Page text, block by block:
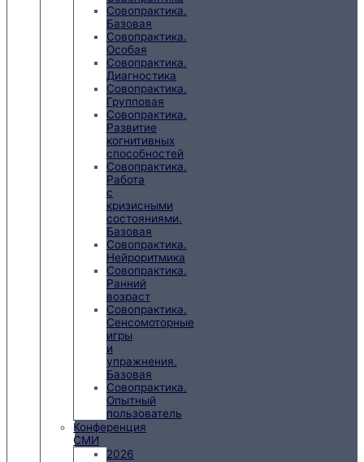
Совопрактика.
Базовая
Совопрактика.
Особая
Совопрактика.
Диагностика
Совопрактика.
Групповая
Совопрактика.
Развитие
когнитивных
способностей
Совопрактика.
Работа
с
кризисными
состояниями.
Базовая
Совопрактика.
Нейроритмика
Совопрактика.
Ранний
возраст
Совопрактика.
Сенсомоторные
игры
и
упражнения.
Базовая
Совопрактика.
Опытный
пользователь
Конференция
СМИ
2026